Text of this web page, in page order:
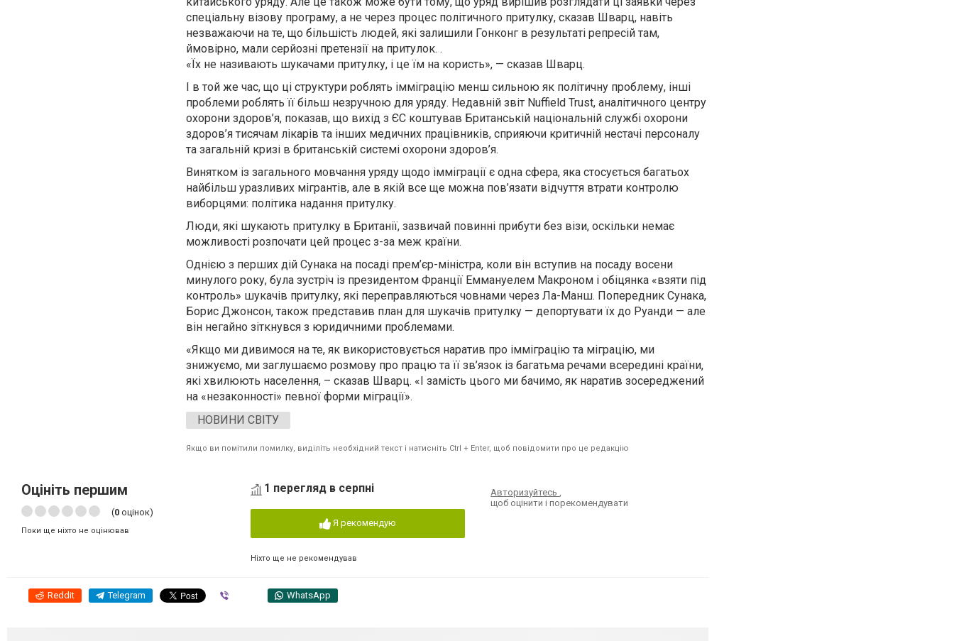
спеціальну візову програму, а не через процес політичного притулку, сказав Шварц, навіть
незважаючи на те, що більшість людей, які залишили Гонконг в результаті репресій там,
ймовірно, мали серйозні претензії на притулок. .
«Їх не називають шукачами притулку, і це їм на користь», — сказав Шварц.
І в той же час, що ці структури роблять імміграцію менш сильною як політичну проблему, інші
проблеми роблять її більш незручною для уряду. Недавній звіт Nuffield Trust, аналітичного центру
охорони здоров’я, показав, що вихід з ЄС коштував Британській національній службі охорони
здоров’я тисячам лікарів та інших медичних працівників, сприяючи критичній нестачі персоналу
та загальній кризі в британській системі охорони здоров’я.
Винятком із загального мовчання уряду щодо імміграції є одна сфера, яка стосується багатьох
найбільш уразливих мігрантів, але в якій все ще можна пов’язати відчуття втрати контролю
виборцями: політика надання притулку.
Люди, які шукають притулку в Британії, зазвичай повинні прибути без візи, оскільки немає
можливості розпочати цей процес з-за меж країни.
Однією з перших дій Сунака на посаді прем’єр-міністра, коли він вступив на посаду восени
минулого року, була зустріч із президентом Франції Еммануелем Макроном і обіцянка «взяти під
контроль» шукачів притулку, які переправляються човнами через Ла-Манш. Попередник Сунака,
Борис Джонсон, також представив план для шукачів притулку — депортувати їх до Руанди — але
він негайно зіткнувся з юридичними проблемами.
«Якщо ми дивимося на те, як використовується наратив про імміграцію та міграцію, ми
знижуємо, ми заглушаємо розмову про працю та її зв’язок із багатьма речами всередині країни,
які хвилюють населення, – сказав Шварц. «І замість цього ми бачимо, як наратив зосереджений
на «незаконності» певної форми міграції».
НОВИНИ СВІТУ
Якщо ви помітили помилку, виділіть необхідний текст і натисніть Ctrl + Enter, щоб повідомити про це редакцію
Оцініть першим
(0 оцінок)
Поки ще ніхто не оцінював
1 перегляд в серпні
Я рекомендую
Ніхто ще не рекомендував
Авторизуйтесь,
щоб оцінити і порекомендувати
Reddit Telegram WhatsApp